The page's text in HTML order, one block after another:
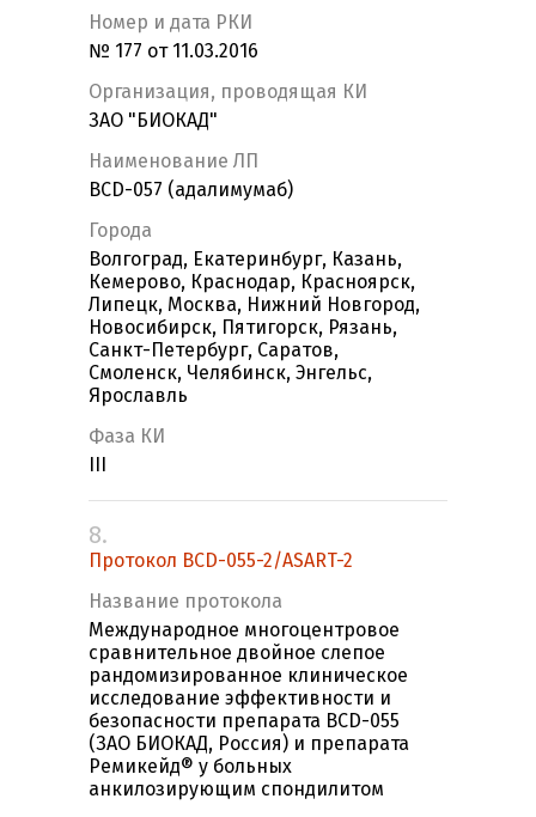
Номер и дата РКИ
№ 177 от 11.03.2016
Организация, проводящая КИ
ЗАО "БИОКАД"
Наименование ЛП
BCD-057 (адалимумаб)
Города
Волгоград, Екатеринбург, Казань,
Кемерово, Краснодар, Красноярск,
Липецк, Москва, Нижний Новгород,
Новосибирск, Пятигорск, Рязань,
Санкт-Петербург, Саратов,
Смоленск, Челябинск, Энгельс,
Ярославль
Фаза КИ
8.
Протокол BCD-055-2/ASART-2
Название протокола
Международное многоцентровое
сравнительное двойное слепое
рандомизированное клиническое
исследование эффективности и
безопасности препарата BCD-055
(ЗАО БИОКАД, Россия) и препарата
Ремикейд® у больных
анкилозирующим спондилитом